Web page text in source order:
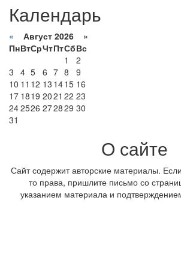
Календарь
« Август 2026 »
ПнВтСрЧтПтСбВс
1
2
3 4 5 6 7 8
9
10 11 12 13 1415 16
17 1819 2021 22 23
242526 272829 30
31
О сайте
Сайт содержит авторские материалы.
то права, пришлите письмо со
указанием материала и